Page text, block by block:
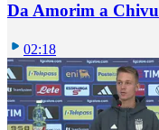
Da Amorim a Chivu
02:18